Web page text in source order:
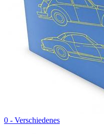
0 - Verschiedenes